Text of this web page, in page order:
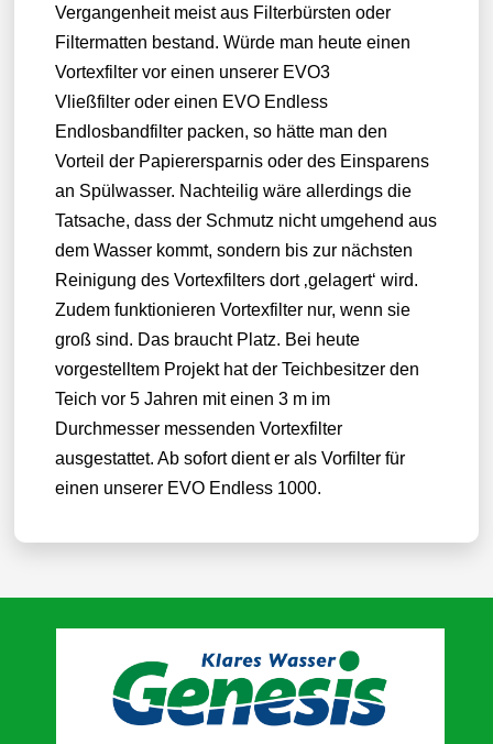
Vergangenheit meist aus Filterbürsten oder
Filtermatten bestand. Würde man heute einen
Vortexfilter vor einen unserer EVO3
Vließfilter oder einen EVO Endless
Endlosbandfilter packen, so hätte man den
Vorteil der Papierersparnis oder des Einsparens
an Spülwasser. Nachteilig wäre allerdings die
Tatsache, dass der Schmutz nicht umgehend aus
dem Wasser kommt, sondern bis zur nächsten
Reinigung des Vortexfilters dort ‚gelagert‘ wird.
Zudem funktionieren Vortexfilter nur, wenn sie
groß sind. Das braucht Platz. Bei heute
vorgestelltem Projekt hat der Teichbesitzer den
Teich vor 5 Jahren mit einen 3 m im
Durchmesser messenden Vortexfilter
ausgestattet. Ab sofort dient er als Vorfilter für
einen unserer EVO Endless 1000.